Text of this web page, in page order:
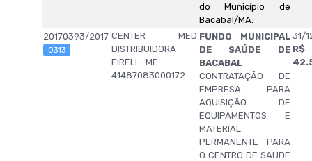
do Município de
Bacabal/MA.
20170393/2017
0313
CENTER MED
DISTRIBUIDORA
EIRELI - ME
41487083000172
FUNDO MUNICIPAL
DE SAÚDE DE
BACABAL
CONTRATAÇÃO DE
EMPRESA PARA
AQUISIÇÃO DE
EQUIPAMENTOS E
MATERIAL
PERMANENTE PARA
O CENTRO DE SAUDE
31/
R$